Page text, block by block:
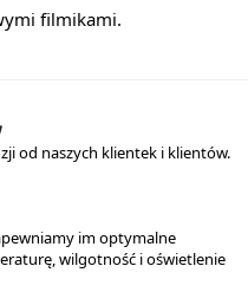
filmikami.
od naszych klientek i klientów.
im optymalne
wilgotność i oświetlenie